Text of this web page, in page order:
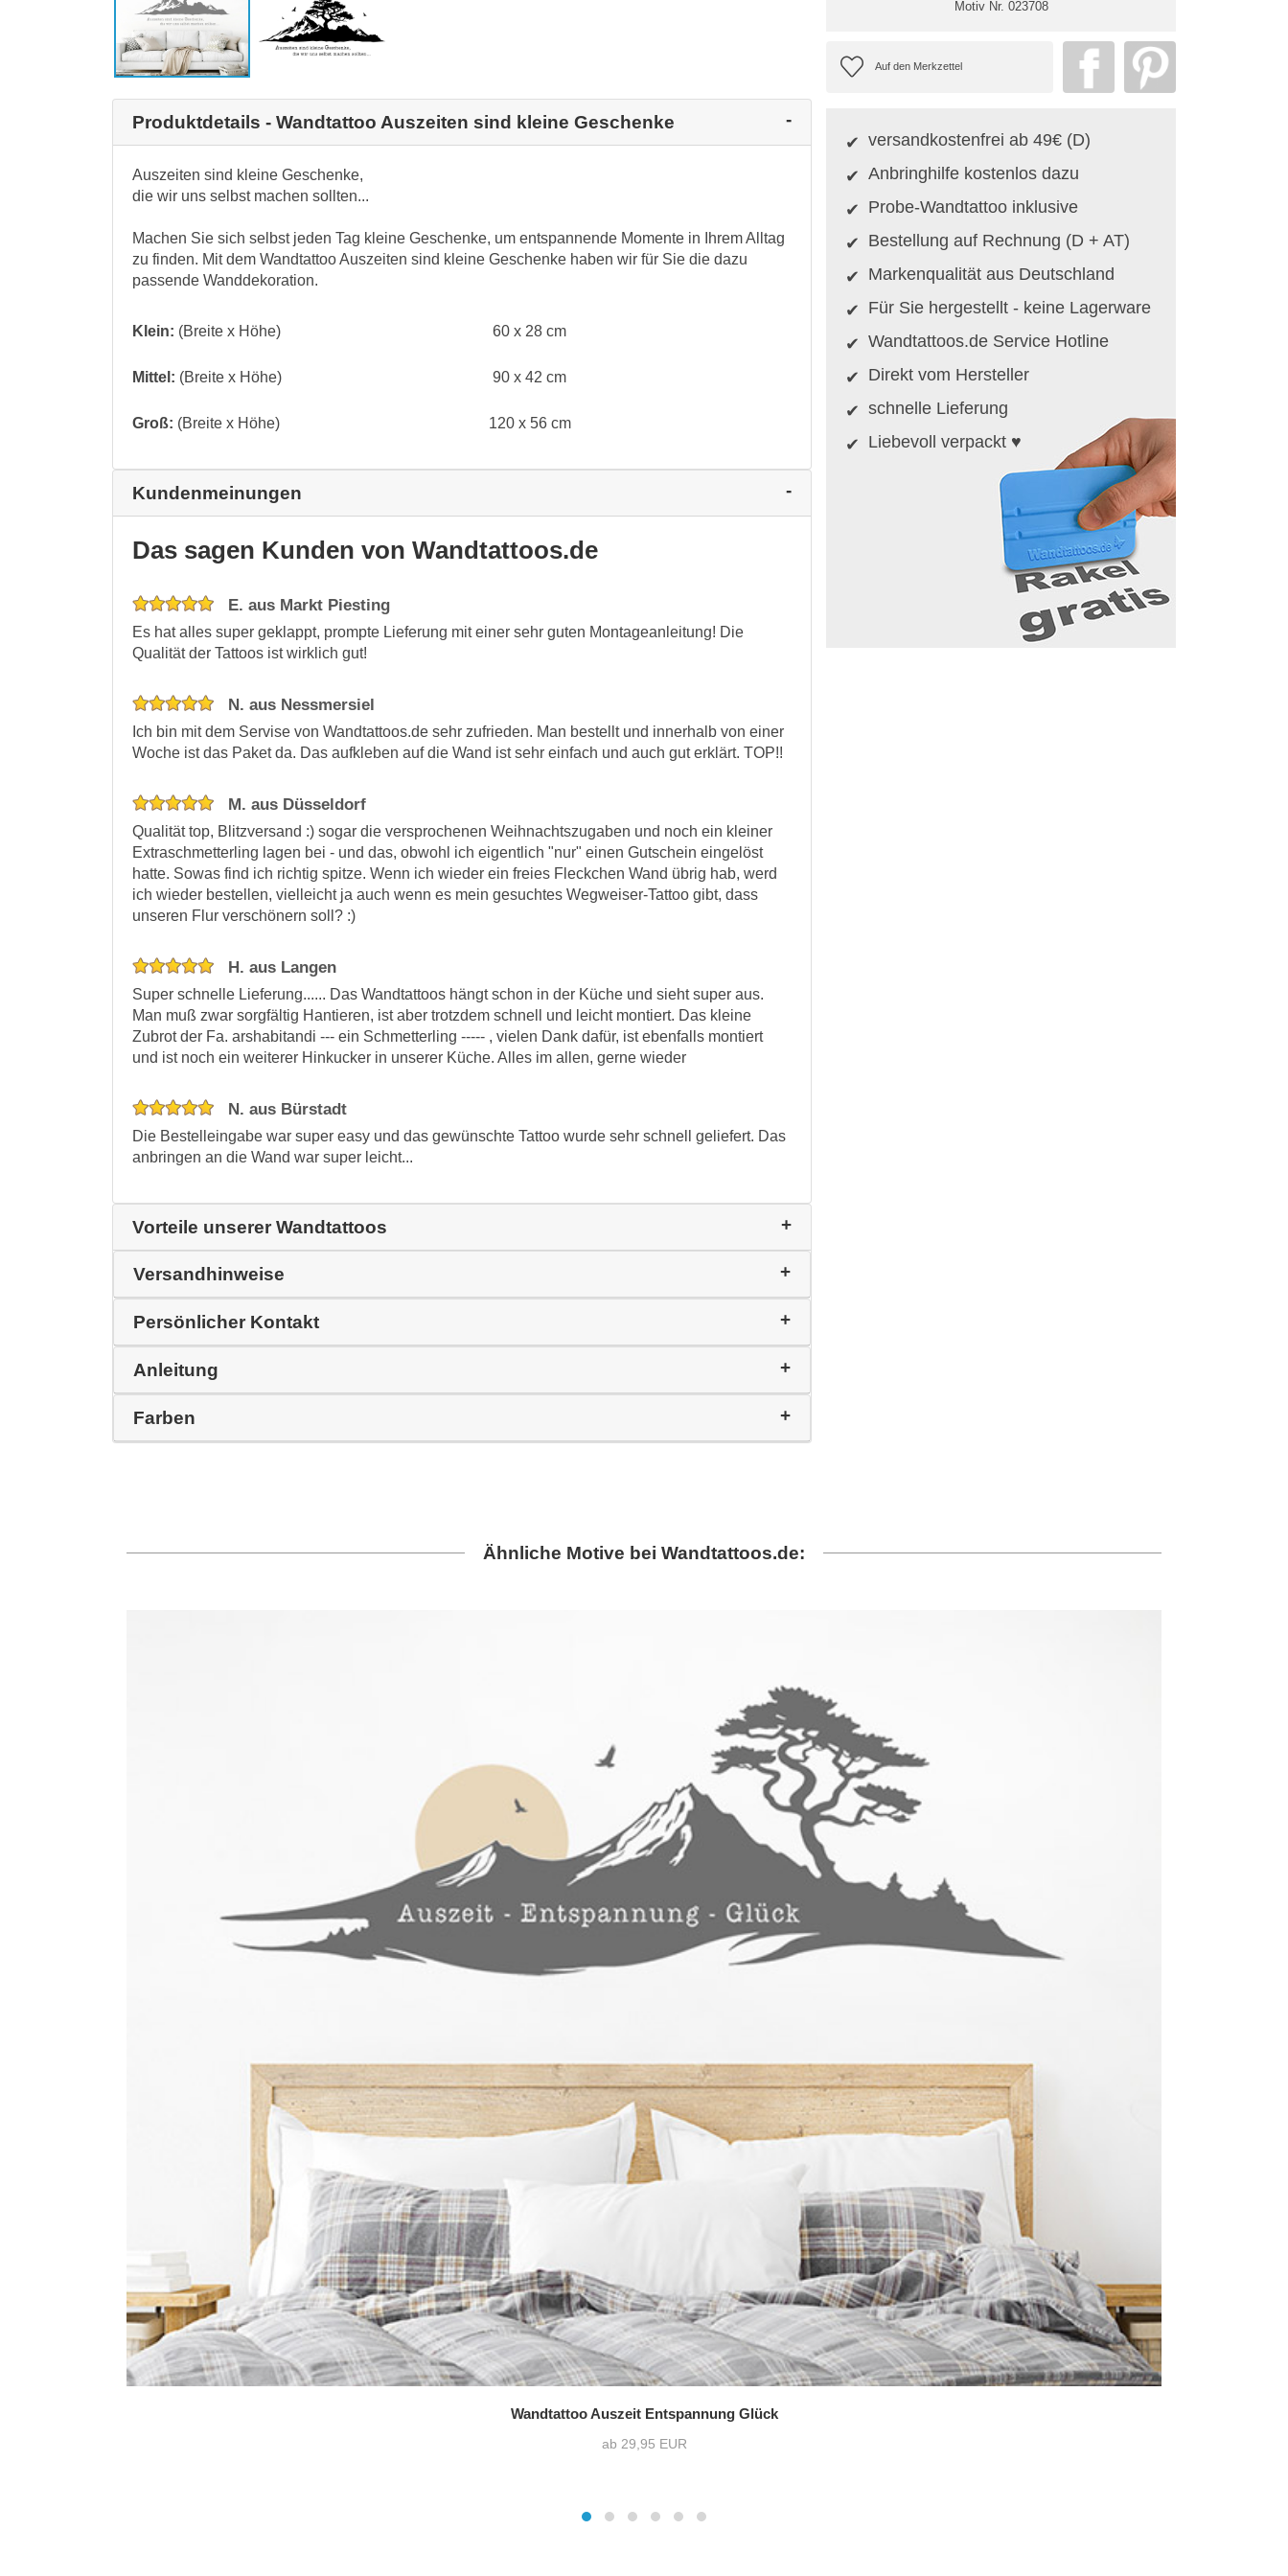
Produktdetails - Wandtattoo Auszeiten sind kleine Geschenke
Auszeiten sind kleine Geschenke,
die wir uns selbst machen sollten...
Machen Sie sich selbst jeden Tag kleine Geschenke, um entspannende Momente in Ihrem Alltag
zu finden. Mit dem Wandtattoo Auszeiten sind kleine Geschenke haben wir für Sie die dazu
passende Wanddekoration.
Klein: (Breite x Höhe) 60 x 28 cm
Mittel: (Breite x Höhe) 90 x 42 cm
Groß: (Breite x Höhe) 120 x 56 cm
Kundenmeinungen
Das sagen Kunden von Wandtattoos.de
E. aus Markt Piesting
Es hat alles super geklappt, prompte Lieferung mit einer sehr guten Montageanleitung! Die
Qualität der Tattoos ist wirklich gut!
N. aus Nessmersiel
Ich bin mit dem Servise von Wandtattoos.de sehr zufrieden. Man bestellt und innerhalb von einer
Woche ist das Paket da. Das aufkleben auf die Wand ist sehr einfach und auch gut erklärt. TOP!!
M. aus Düsseldorf
Qualität top, Blitzversand :) sogar die versprochenen Weihnachtszugaben und noch ein kleiner
Extraschmetterling lagen bei - und das, obwohl ich eigentlich "nur" einen Gutschein eingelöst
hatte. Sowas find ich richtig spitze. Wenn ich wieder ein freies Fleckchen Wand übrig hab, werd
ich wieder bestellen, vielleicht ja auch wenn es mein gesuchtes Wegweiser-Tattoo gibt, dass
unseren Flur verschönern soll? :)
H. aus Langen
Super schnelle Lieferung...... Das Wandtattoos hängt schon in der Küche und sieht super aus.
Man muß zwar sorgfältig Hantieren, ist aber trotzdem schnell und leicht montiert. Das kleine
Zubrot der Fa. arshabitandi --- ein Schmetterling ----- , vielen Dank dafür, ist ebenfalls montiert
und ist noch ein weiterer Hinkucker in unserer Küche. Alles im allen, gerne wieder
N. aus Bürstadt
Die Bestelleingabe war super easy und das gewünschte Tattoo wurde sehr schnell geliefert. Das
anbringen an die Wand war super leicht...
Vorteile unserer Wandtattoos
Versandhinweise
Persönlicher Kontakt
Anleitung
Farben
Motiv Nr. 023708
versandkostenfrei ab 49€ (D)
Anbringhilfe kostenlos dazu
Probe-Wandtattoo inklusive
Bestellung auf Rechnung (D + AT)
Markenqualität aus Deutschland
Für Sie hergestellt - keine Lagerware
Wandtattoos.de Service Hotline
Direkt vom Hersteller
schnelle Lieferung
Liebevoll verpackt ♥
Ähnliche Motive bei Wandtattoos.de:
Wandtattoo Auszeit Entspannung Glück
ab 29,95 EUR